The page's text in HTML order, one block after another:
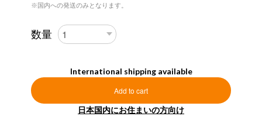
※国内への発送のみとなります。
数量
International shipping available
Add to cart
日本国内にお住まいの方向け